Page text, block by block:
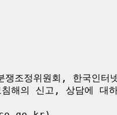
조정위원회, 한국인터
해의 신고, 상담에 대